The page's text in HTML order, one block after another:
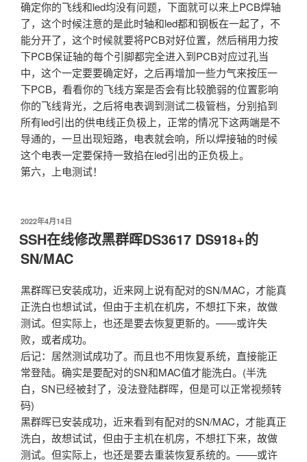
确定你的飞线和led均没有问题，下面就可以来上PCB焊轴
了，这个时候注意的是此时轴和led都和钢板在一起了，不
能分开了，这个时候就要将PCB对好位置，然后稍用力按
下PCB保证轴的每个引脚都完全进入到PCB对应过孔当
中，这个一定要要确定好，之后再增加一些力气来按压一
下PCB，看看你的飞线方案是否会有比较脆弱的位置影响
你的飞线背光，之后将电表调到测试二极管档，分别掐到
所有led引出的供电线正负极上，正常的情况下这两端是不
导通的，一旦出现短路，电表就会响，所以焊接轴的时候
这个电表一定要保持一致掐在led引出的正负极上。
第六，上电测试！
发
布
于
2022年4月14日
SSH在线修改黑群晖DS3617 DS918+的
SN/MAC
黑群晖已安装成功，近来网上说有配对的SN/MAC，才能真
正洗白也想试试，但由于主机在机房，不想扛下来，故做
测试。但实际上，也还是要去恢复更新的。——或许失
败，或者成功。
后记：居然测试成功了。而且也不用恢复系统，直接能正
常登陆。确实是要配对的SN和MAC值才能洗白。(半洗
白，SN已经被封了，没法登陆群晖，但是可以正常视频转
码)
黑群晖已安装成功，近来看到有配对的SN/MAC，才能真正
洗白，故想试试，但由于主机在机房，不想扛下来，故做
测试。但实际上，也还是要去重装恢复系统的。——或许